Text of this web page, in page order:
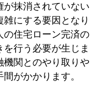
が抹消されていない
にする要因となり
の住宅ローン完済の
行う必要が生じま
機関とのやり取りや
がかかります。